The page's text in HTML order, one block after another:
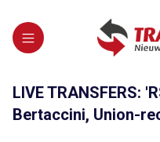
LIVE TRANSFERS:
Bertaccini, Union-